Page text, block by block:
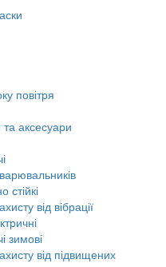
повітря
аксесуари
стійкі
від вібрації
зимові
від підвищених